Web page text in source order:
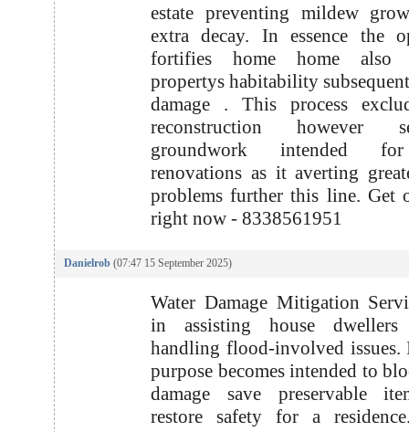
estate preventing mildew
extra decay. In essence the
fortifies home home also
propertys habitability
damage . This process
reconstruction however
groundwork intended
renovations as it averting
problems further this line. Get
right now - 8338561951
Danielrob (07:47 15 September 2025)
Water Damage Mitigation
in assisting house
handling flood-involved issues.
purpose becomes intended to
damage save preservable
restore safety for a